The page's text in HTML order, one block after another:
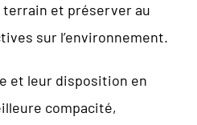
terrain et préserver au
sur l’environnement.
et leur disposition en
compacité,